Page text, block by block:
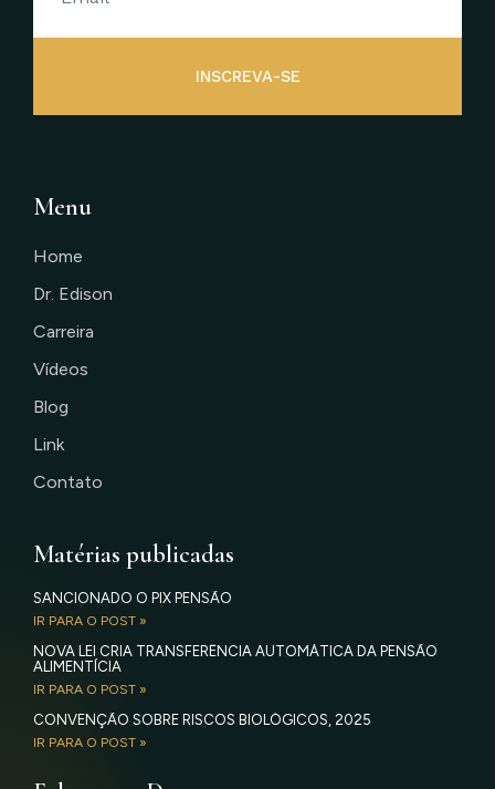
INSCREVA-SE
Menu
Home
Dr. Edison
Carreira
Vídeos
Blog
Link
Contato
Matérias publicadas
SANCIONADO O PIX PENSÃO
IR PARA O POST »
NOVA LEI CRIA TRANSFERÊNCIA AUTOMÁTICA DA PENSÃO
ALIMENTÍCIA
IR PARA O POST »
CONVENÇÃO SOBRE RISCOS BIOLÓGICOS, 2025
IR PARA O POST »